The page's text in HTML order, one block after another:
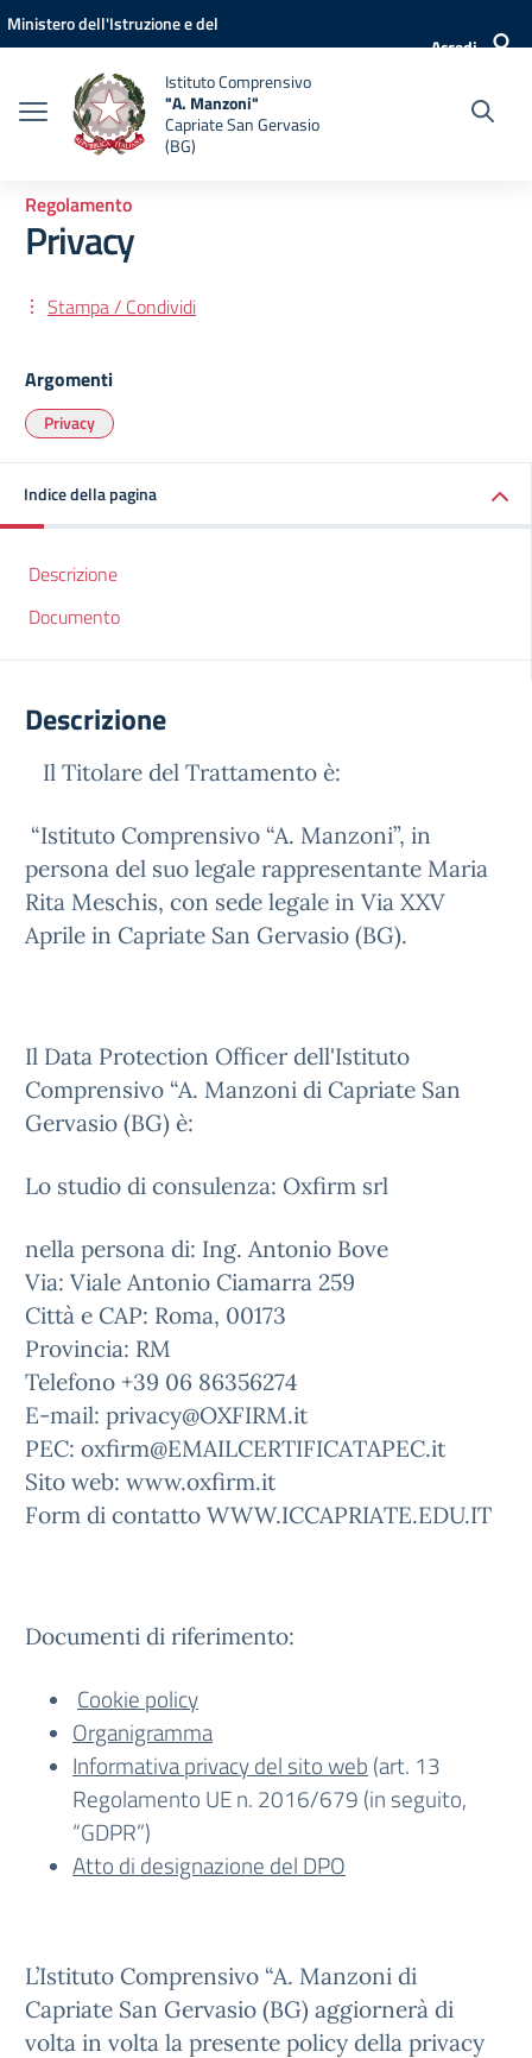
Vai ai contenuti
Vai al menu di navigazione
Vai al footer
Ministero dell'Istruzione e del
Accedi
Istituto Comprensivo
"A. Manzoni"
Capriate San Gervasio
(BG)
Regolamento
Privacy
Stampa / Condividi
Argomenti
Privacy
Indice della pagina
Descrizione
Documento
Descrizione
Il Titolare del Trattamento è:
“Istituto Comprensivo “A. Manzoni”, in
persona del suo legale rappresentante Maria
Rita Meschis, con sede legale in Via XXV
Aprile in Capriate San Gervasio (BG).
Il Data Protection Officer dell'Istituto
Comprensivo “A. Manzoni di Capriate San
Gervasio (BG) è:
Lo studio di consulenza: Oxfirm srl
nella persona di: Ing. Antonio Bove
Via: Viale Antonio Ciamarra 259
Città e CAP: Roma, 00173
Provincia: RM
Telefono +39 06 86356274
E-mail: privacy@OXFIRM.it
PEC: oxfirm@EMAILCERTIFICATAPEC.it
Sito web: www.oxfirm.it
Form di contatto WWW.ICCAPRIATE.EDU.IT
Documenti di riferimento:
Cookie policy
Organigramma
Informativa privacy del sito web (art. 13
Regolamento UE n. 2016/679 (in seguito,
“GDPR”)
Atto di designazione del DPO
L’Istituto Comprensivo “A. Manzoni di
Capriate San Gervasio (BG) aggiornerà di
volta in volta la presente policy della privacy